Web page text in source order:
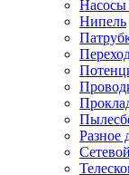
Нипель
Разное